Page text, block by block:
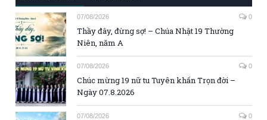
07/08/2026 0
Thầy đây, đừng sợ! – Chúa Nhật 19 Thường
Niên, năm A
07/08/2026 0
Chúc mừng 19 nữ tu Tuyên khấn Trọn đời –
Ngày 07.8.2026
07/08/2026 0